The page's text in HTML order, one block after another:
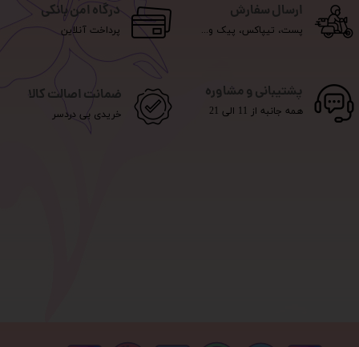
ارسال سفارش
پست، تیپاکس، پیک و...
درگاه امن بانکی
پرداخت آنلاین
پشتیبانی و مشاوره
همه جانبه از 11 الی 21
ضمانت اصالت کالا
خریدی بی دردسر